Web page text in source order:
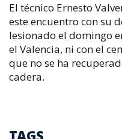
El técnico Ernesto
este encuentro con su
lesionado el domingo
el Valencia, ni con el
que no se ha
cadera.
TAGS